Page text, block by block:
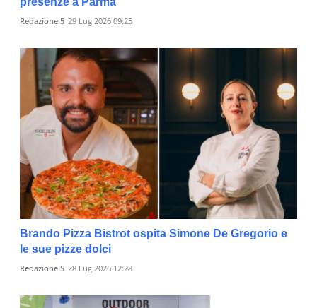
Redazione 5 29 Lug 2026 09:25
Brando Pizza Bistrot ospita Simone De Gregorio e
le sue pizze dolci
Redazione 5 28 Lug 2026 12:28